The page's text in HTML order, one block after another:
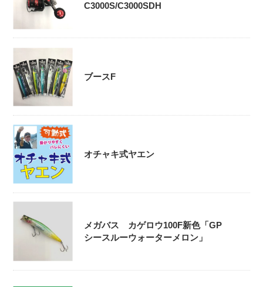
C3000S/C3000SDH
ブースF
オチャキ式ヤエン
メガバス カゲロウ100F新色「GP
シースルーウォーターメロン」